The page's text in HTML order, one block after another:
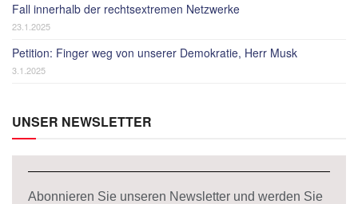
Fall innerhalb der rechtsextremen Netzwerke
23.1.2025
Petition: Finger weg von unserer Demokratie, Herr Musk
3.1.2025
UNSER NEWSLETTER
Abonnieren Sie unseren Newsletter und werden Sie